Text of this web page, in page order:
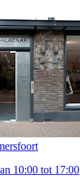
10:00 tot 17:00